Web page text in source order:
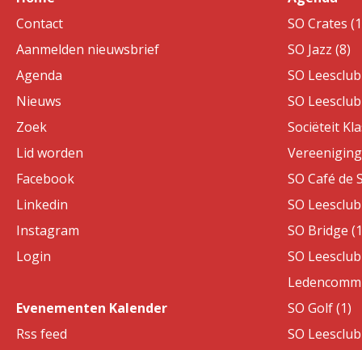
Contact
Aanmelden nieuwsbrief
Agenda
Nieuws
Zoek
Lid worden
Facebook
Linkedin
Instagram
Login
Evenementen Kalender
Rss feed
SO Crates
SO Jazz (8)
SO
SO
Sociëteit
SO Café de
SO
SO Bridge
SO
SO Golf (1)
SO